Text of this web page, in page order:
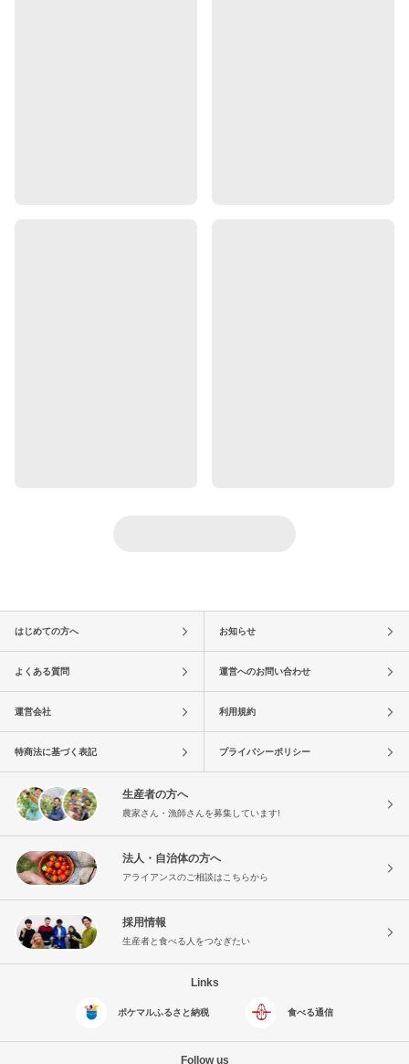
はじめての方へ お知らせ
よくある質問 運営へのお問い合わせ
運営会社 利用規約
特商法に基づく表記 プライバシーポリシー
生産者の方へ
農家さん・漁師さんを募集しています!
法人・自治体の方へ
アライアンスのご相談はこちらから
採用情報
生産者と食べる人をつなぎたい
Links
ポケマルふるさと納税 食べる通信
Follow us